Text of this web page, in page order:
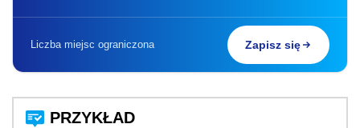
Liczba miejsc ograniczona Zapisz się